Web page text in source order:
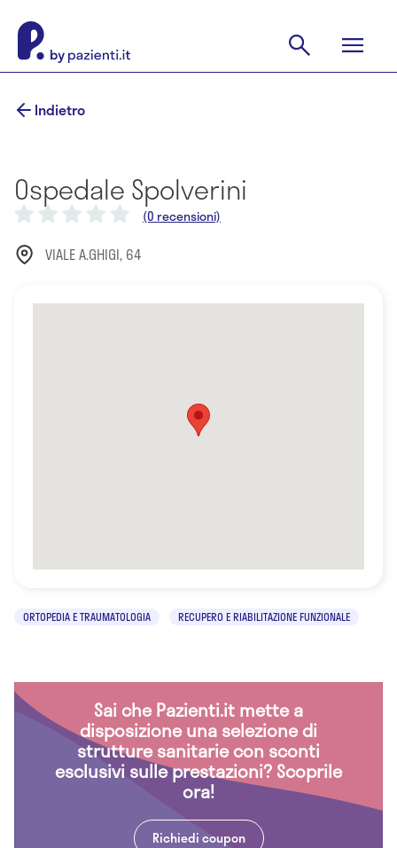
Indietro
Ospedale Spolverini
(0 recensioni)
VIALE A.GHIGI, 64
ORTOPEDIA E TRAUMATOLOGIA RECUPERO E RIABILITAZIONE FUNZIONALE
Sai che Pazienti.it mette a
disposizione una selezione di
strutture sanitarie con sconti
esclusivi sulle prestazioni? Scoprile
ora!
Richiedi coupon